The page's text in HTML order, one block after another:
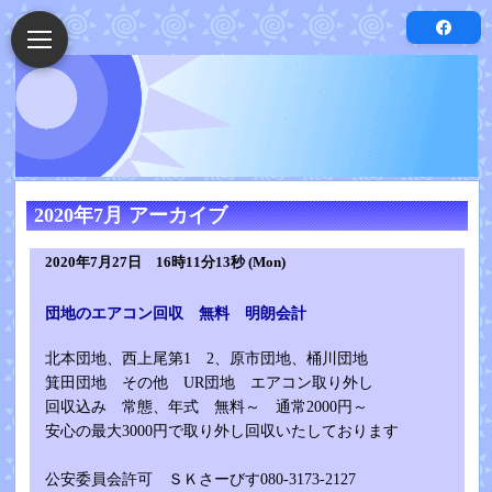
2020年7月 アーカイブ
2020年7月27日 16時11分13秒 (Mon)
団地のエアコン回収 無料 明朗会計
北本団地、西上尾第1 2、原市団地、桶川団地
箕田団地 その他 UR団地 エアコン取り外し
回収込み 常態、年式 無料～ 通常2000円～
安心の最大3000円で取り外し回収いたしております
公安委員会許可 ＳＫさーびす080-3173-2127